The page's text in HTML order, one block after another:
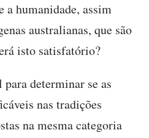
humanidade, assim
australianas, que são
isto satisfatório?
determinar se as
nas tradições
na mesma categoria